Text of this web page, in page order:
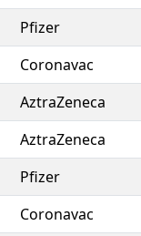
Pfizer
Coronavac
AztraZeneca
AztraZeneca
Pfizer
Coronavac